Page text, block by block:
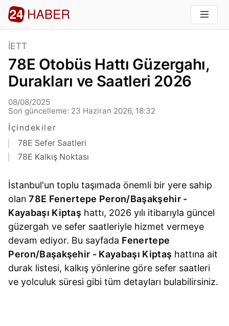
İETT
78E Otobüs Hattı Güzergahı,
Durakları ve Saatleri 2026
08/08/2025
Son güncelleme: 23 Haziran 2026, 18:32
İçindekiler
78E Sefer Saatleri
78E Kalkış Noktası
İstanbul'un toplu taşımada önemli bir yere sahip
olan78E Fenertepe Peron/Başakşehir -
Kayabaşı Kiptaş hattı, 2026 yılı itibarıyla güncel
güzergah ve sefer saatleriyle hizmet vermeye
devam ediyor. Bu sayfada Fenertepe
Peron/Başakşehir - Kayabaşı Kiptaş hattına ait
durak listesi, kalkış yönlerine göre sefer saatleri
ve yolculuk süresi gibi tüm detayları bulabilirsiniz.